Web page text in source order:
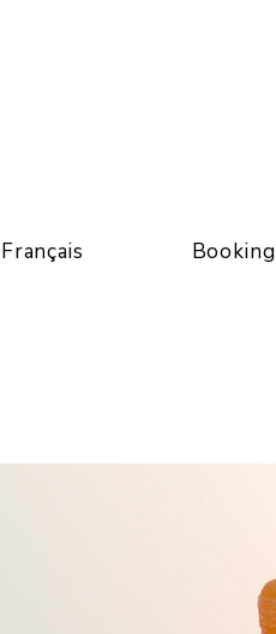
Français Booking